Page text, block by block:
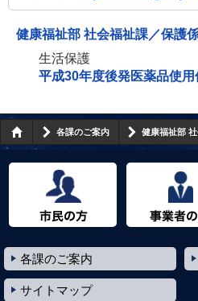
健康福祉部 社会福祉課／保護
生活保護
平成30年度後発医薬品使
各課のご案内 健康福祉部
各課のご案内
サイトマップ